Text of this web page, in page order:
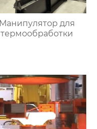
Манипулятор для
термообработки